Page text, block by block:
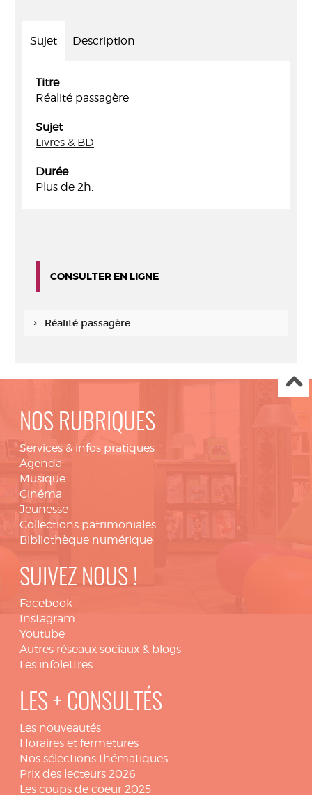
Sujet Description
Titre
Réalité passagère
Sujet
Livres & BD
Durée
Plus de 2h.
CONSULTER EN LIGNE
Réalité passagère
NOS RUBRIQUES
Services & infos pratiques
Agenda
Musique
Cinéma
Jeunesse
Collections patrimoniales
Bibliothèque numérique
SUIVEZ NOUS !
Facebook
Instagram
Youtube
Autres réseaux sociaux & blogs
Les infolettres
LES + CONSULTÉS
Les nouveautés
Horaires et fermetures
Nos sélections thématiques
Prix des lecteurs 2026
Les coups de coeur 2025